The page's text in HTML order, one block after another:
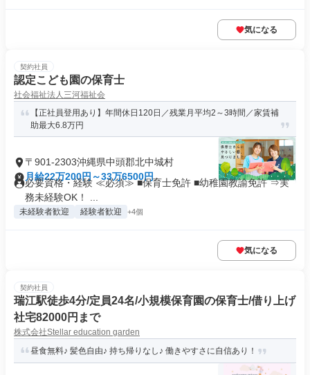
気になる
契約社員
認定こども園の保育士
社会福祉法人三河福祉会
【正社員登用あり】年間休日120日／残業月平均2～3時間／家賃補
助最大6.8万円
〒901-2303沖縄県中頭郡北中城村
月給22万200円～33万6500円
必要資格・経験 ≪必須≫ ■保育士免許 ■幼稚園教諭免許 ⇒実
務未経験OK！ ...
未経験者歓迎 経験者歓迎 +4個
気になる
契約社員
瑞江駅徒歩4分/定員24名/小規模保育園の保育士/借り上げ
社宅82000円まで
株式会社Stellar education garden
昼食無料♪ 髪色自由♪ 持ち帰りなし♪ 働きやすさに自信あり！